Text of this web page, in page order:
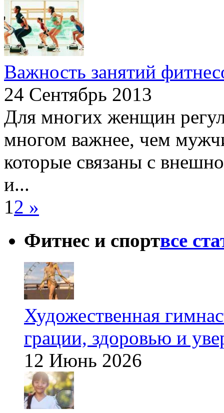
Важность занятий
24 Сентябрь 2013
Для многих женщин
многом важнее, чем
которые связаны с
и...
12 »
Фитнес и спортвсе
Художественная
грации, здоровью и
12 Июнь 2026